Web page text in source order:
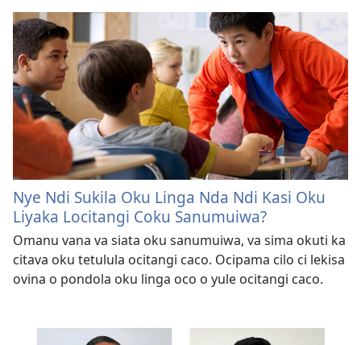
Nye Ndi Sukila Oku Linga Nda Ndi Kasi Oku
Liyaka Locitangi Coku Sanumuiwa?
Omanu vana va siata oku sanumuiwa, va sima okuti ka
citava oku tetulula ocitangi caco. Ocipama cilo ci lekisa
ovina o pondola oku linga oco o yule ocitangi caco.